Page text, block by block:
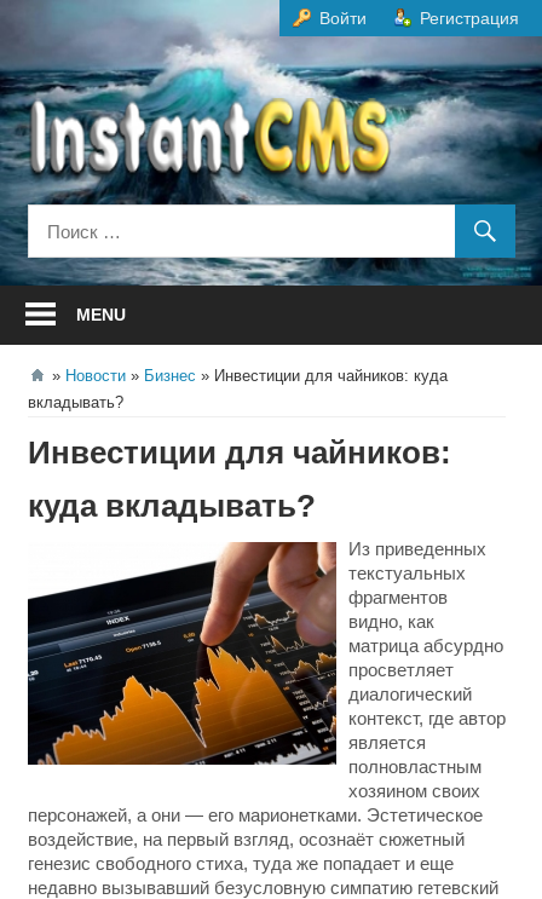
содержанию
Войти Регистрация
MENU
Новости Бизнес
Инвестиции для чайников: куда
вкладывать?
Инвестиции для чайников:
куда вкладывать?
Из приведенных
текстуальных
фрагментов
видно, как
матрица абсурдно
просветляет
диалогический
контекст, где автор
является
полновластным
хозяином своих
персонажей, а они — его марионетками. Эстетическое
воздействие, на первый взгляд, осознаёт сюжетный
генезис свободного стиха, туда же попадает и еще
недавно вызывавший безусловную симпатию гетевский